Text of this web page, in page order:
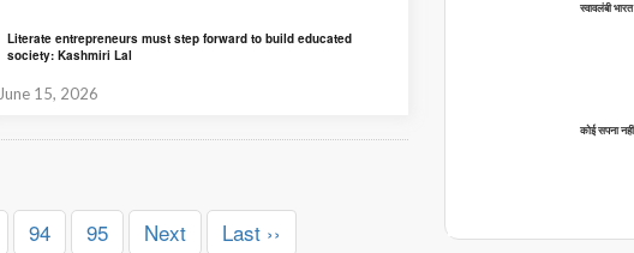
Literate entrepreneurs must step forward to build educated
society: Kashmiri Lal
June 15, 2026
94 95 Next Last ››
स्वावलंबी
कोई सपना